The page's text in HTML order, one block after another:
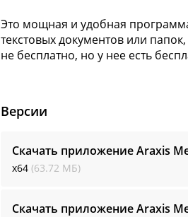
Это мощная и удобная
текстовых документов или
не бесплатно, но у нее есть
Версии
Скачать приложение Araxis
x64 (63.72 МБ)
Скачать приложение Araxis